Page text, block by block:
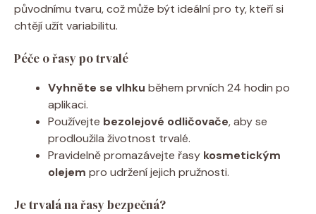
původnímu tvaru, což může být ideální pro ty, kteří si
chtějí užít variabilitu.
Péče o řasy po trvalé
Vyhněte se vlhku během prvních 24 hodin po
aplikaci.
Používejte bezolejové odličovače, aby se
prodloužila životnost trvalé.
Pravidelně promazávejte řasy kosmetickým
olejem pro udržení jejich pružnosti.
Je trvalá na řasy bezpečná?